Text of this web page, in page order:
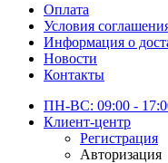
Оплата
Условия
Информация о
Новости
Контакты
ПН-ВС: 09:00 -
Клиент-центр
Регистрация
Авторизация